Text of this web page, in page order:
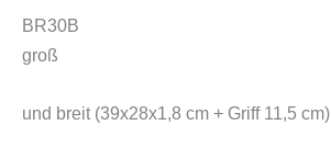
BR30B
groß
und breit (39x28x1,8 cm + Griff 11,5 cm)